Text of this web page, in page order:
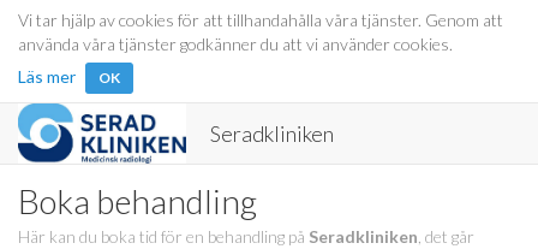
Vi tar hjälp av cookies för att tillhandahålla våra tjänster. Genom att
använda våra tjänster godkänner du att vi använder cookies.
Läs mer
OK
Seradkliniken
Boka behandling
Här kan du boka tid för en behandling på Seradkliniken , det går